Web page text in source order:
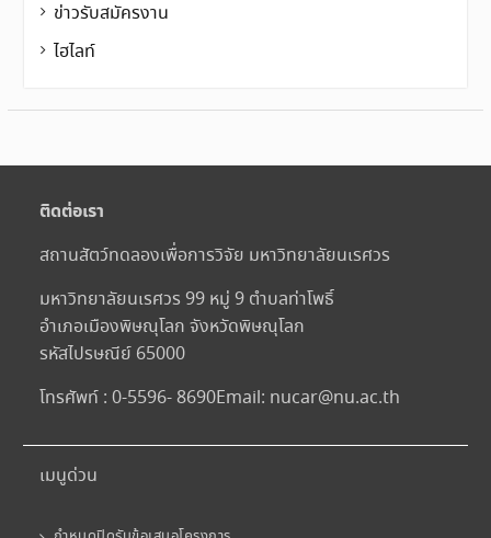
ข่าวรับสมัครงาน
ไฮไลท์
ติดต่อเรา
สถานสัตว์ทดลองเพื่อการวิจัย มหาวิทยาลัยนเรศวร
มหาวิทยาลัยนเรศวร 99 หมู่ 9 ตำบลท่าโพธิ์
อำเภอเมืองพิษณุโลก จังหวัดพิษณุโลก
รหัสไปรษณีย์ 65000
โทรศัพท์ : 0-5596- 8690Email: nucar@nu.ac.th
เมนูด่วน